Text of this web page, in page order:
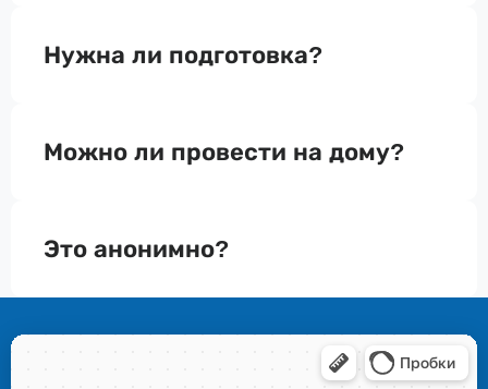
Нужна ли подготовка?
Можно ли провести на дому?
Это анонимно?